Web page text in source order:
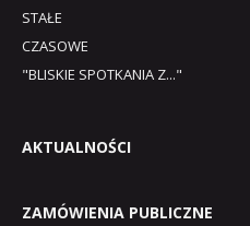
STAŁE
CZASOWE
"BLISKIE SPOTKANIA Z..."
AKTUALNOŚCI
ZAMÓWIENIA PUBLICZNE